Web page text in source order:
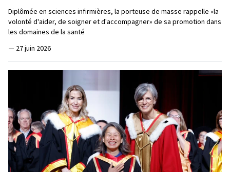
Diplômée en sciences infirmières, la porteuse de masse rappelle «la
volonté d'aider, de soigner et d'accompagner» de sa promotion dans
les domaines de la santé
— 27 juin 2026